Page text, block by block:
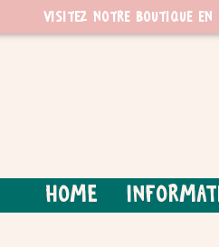
Visitez notre boutique en
Home